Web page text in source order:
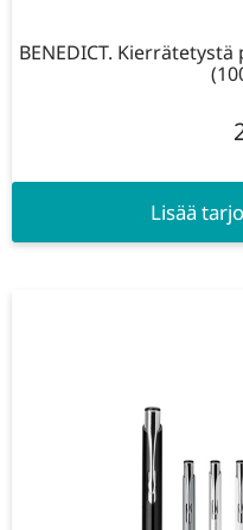
BENEDICT.
Lisää